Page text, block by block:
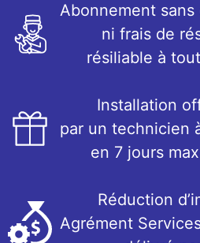
Abonnement
ni frais de
résiliable à
Installation
par un technicien
en 7 jours
Réduction
Agrément